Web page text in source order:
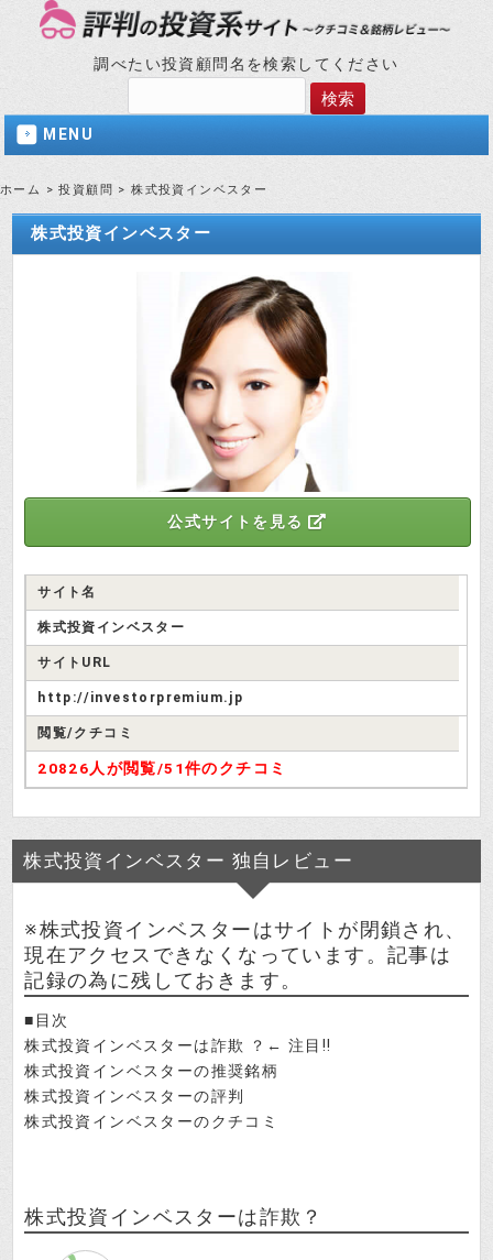
調べたい投資顧問名を検索してください
MENU
ホーム >投資顧問 >株式投資インベスター
株式投資インベスター
公式サイトを見る
サイト名
株式投資インベスター
サイトURL
http://investorpremium.jp
閲覧/クチコミ
20826人が閲覧/51件のクチコミ
株式投資インベスター 独自レビュー
※株式投資インベスターはサイトが閉鎖され、
現在アクセスできなくなっています。記事は
記録の為に残しておきます。
■目次
株式投資インベスターは詐欺 ？
株式投資インベスターの推奨銘柄
株式投資インベスターの評判
株式投資インベスターのクチコミ
株式投資インベスターは詐欺？